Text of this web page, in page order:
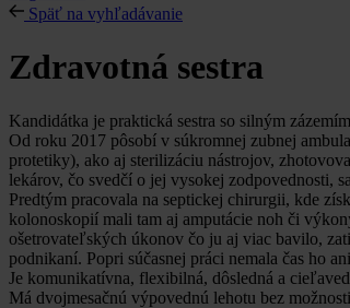
Späť na vyhľadávanie
Zdravotná sestra
Kandidátka je praktická sestra so silným
Od roku 2017 pôsobí v súkromnej zubnej
protetiky), ako aj sterilizáciu nástrojov,
lekárov, čo svedčí o jej vysokej zodpovednosti,
Predtým pracovala na septickej chirurgii, kde
kolonoskopií mali tam aj amputácie noh či
ošetrovateľských úkonov čo ju aj viac bavilo,
podnikaní. Popri súčasnej práci nemala čas ho
Je komunikatívna, flexibilná, dôsledná a
Má dvojmesačnú výpovednú lehotu bez